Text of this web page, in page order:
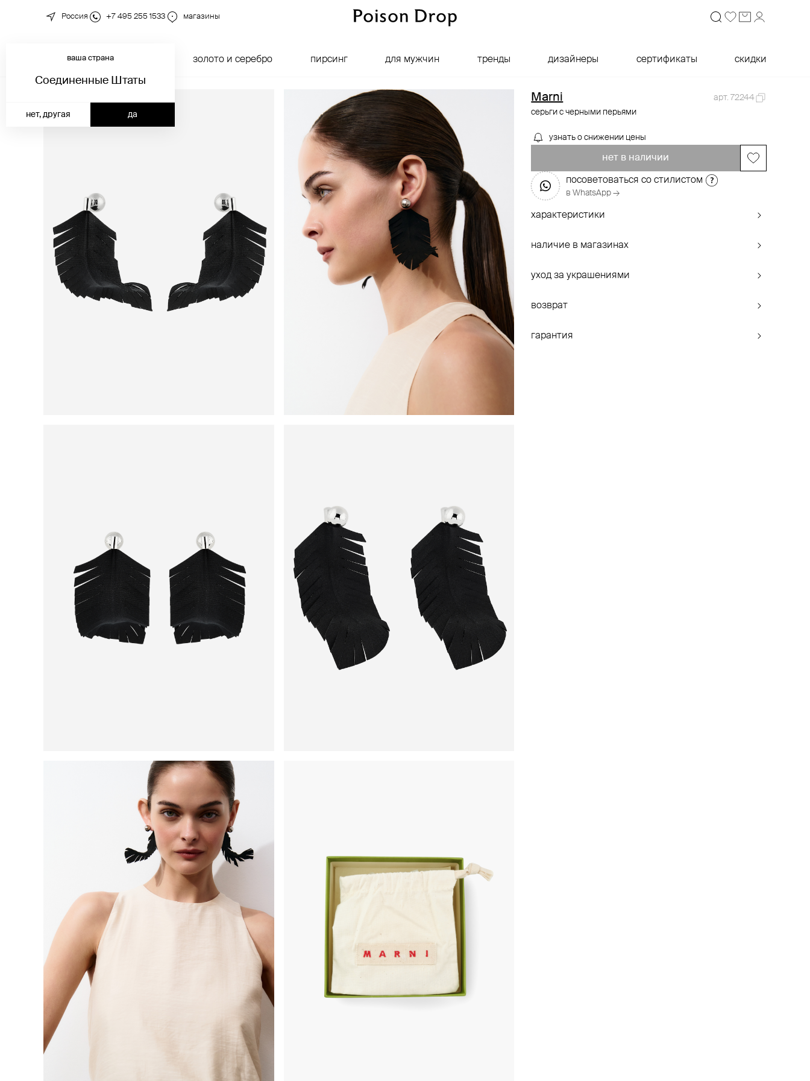
Россия +7 495 255 1533 магазины
новинки золото и серебро пирсинг для мужчин тренды дизайнеры сертификаты скидки
ваша страна
Соединенные Штаты
да
нет, другая
Marni
арт. 72244
серьги с черными перьями
узнать о снижении цены
нет в наличии
посоветоваться со стилистом
в WhatsApp →
характеристики
наличие в магазинах
уход за украшениями
возврат
гарантия